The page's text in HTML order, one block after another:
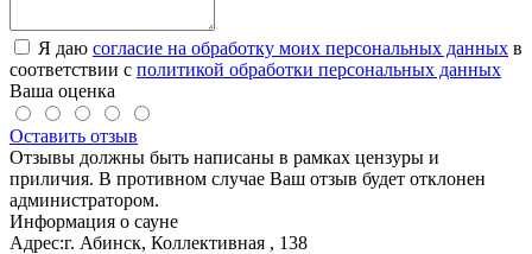
Я даю согласие на обработку моих персональных данных в
соответствии с политикой обработки персональных данных
Ваша оценка
Оставить отзыв
Отзывы должны быть написаны в рамках цензуры и
приличия. В противном случае Ваш отзыв будет отклонен
администратором.
Информация о сауне
Адрес:г. Абинск, Коллективная , 138